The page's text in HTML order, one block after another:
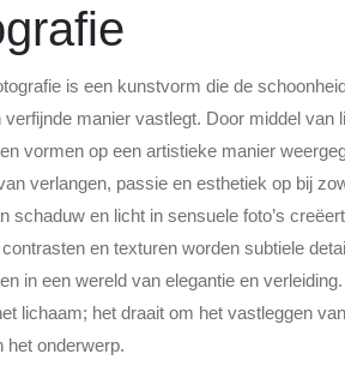
is een kunstvorm die de
verfijnde manier vastlegt. Door middel
vormen op een artistieke manier
verlangen, passie en esthetiek op bij
schaduw en licht in sensuele foto’s
en texturen worden subtiele
in een wereld van elegantie en
lichaam; het draait om het vastleggen
het onderwerp.